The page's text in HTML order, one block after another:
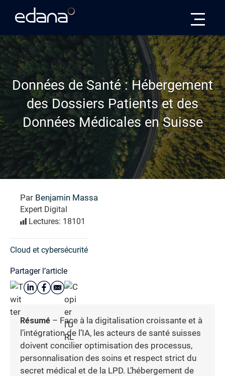
Données de Santé : Hébergement
des Dossiers Patients et des
Données Médicales en Suisse
Par Benjamin Massa
Expert Digital
Lectures: 18101
Cloud et cybersécurité
Partager l’article
Résumé – Face à la digitalisation croissante et à
l’intégration de l’IA, les acteurs de santé suisses
doivent concilier optimisation des processus,
personnalisation des soins et respect strict du
secret médical et de la LPD. L’hébergement de